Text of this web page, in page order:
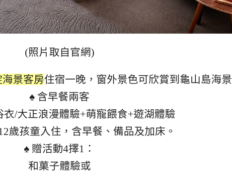
(照片取自官網)
海景客房住宿一晚，窗外景色可欣賞到龜山島海景
♠ 含早餐兩客
衣/大正浪漫體驗+萌寵餵食+遊湖體驗
歲孩童入住，含早餐、備品及加床。
♠ 贈活動4擇1：
和菓子體驗或